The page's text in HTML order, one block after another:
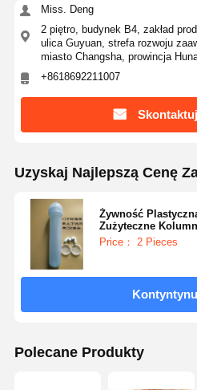
Miss. Deng
2 piętro, budynek B4, zakład
ulica Guyuan, strefa rozwoju
miasto Changsha, prowincja
+8618692211007
Uzyskaj Najlepszą Cenę
Żywność
Zużyteczne
ultraoczyszczonej
Price： 2 Pieces
Polecane Produkty